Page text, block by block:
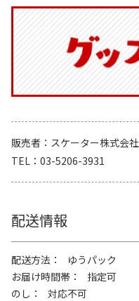
販売者
スケーター株式会社
TEL
03-5206-3931
配送情報
配送方法
ゆうパック
お届け時間帯
指定可
のし
対応不可